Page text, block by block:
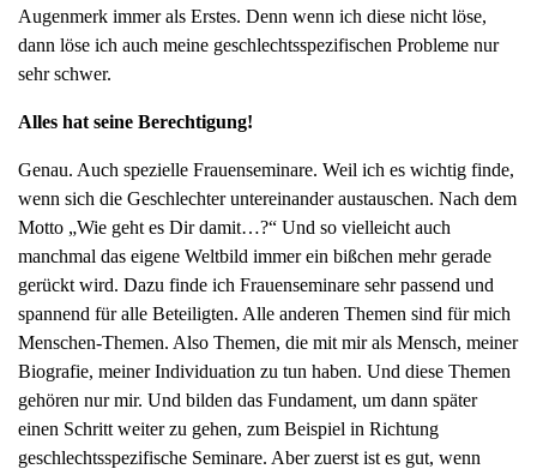
Augenmerk immer als Erstes. Denn wenn ich diese nicht löse,
dann löse ich auch meine geschlechtsspezifischen Probleme nur
sehr schwer.
Alles hat seine Berechtigung!
Genau. Auch spezielle Frauenseminare. Weil ich es wichtig finde,
wenn sich die Geschlechter untereinander austauschen. Nach dem
Motto „Wie geht es Dir damit…?“ Und so vielleicht auch
manchmal das eigene Weltbild immer ein bißchen mehr gerade
gerückt wird. Dazu finde ich Frauenseminare sehr passend und
spannend für alle Beteiligten. Alle anderen Themen sind für mich
Menschen-Themen. Also Themen, die mit mir als Mensch, meiner
Biografie, meiner Individuation zu tun haben. Und diese Themen
gehören nur mir. Und bilden das Fundament, um dann später
einen Schritt weiter zu gehen, zum Beispiel in Richtung
geschlechtsspezifische Seminare. Aber zuerst ist es gut, wenn